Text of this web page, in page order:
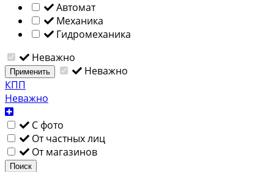
Автомат
Механика
Гидромеханика
Неважно
Применить
Неважно
КПП
Неважно
С фото
От частных лиц
От магазинов
Поиск